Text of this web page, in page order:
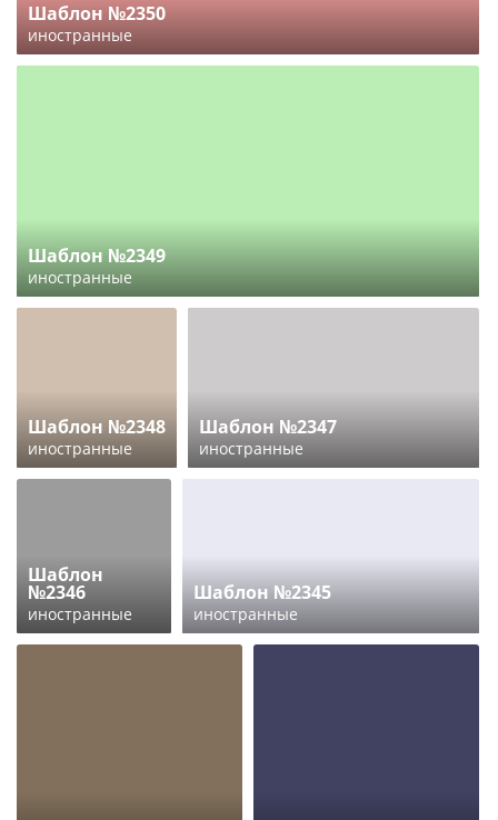
Шаблон №2350
иностранные
Шаблон №2349
иностранные
Шаблон №2348
иностранные
Шаблон №2347
иностранные
Шаблон
№2346
иностранные
Шаблон №2345
иностранные